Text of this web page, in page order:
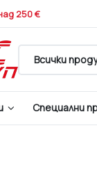
250 €
Специални